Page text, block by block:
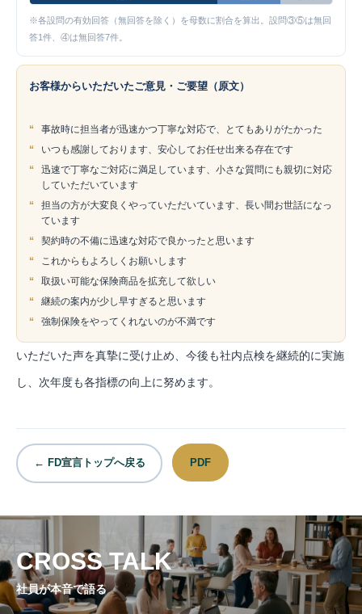
※各設問の有効回答（無回答を除く）を母数に割合を算出。設問③⑤は無回
答1件、④は無回答7件。
お客様からいただいたご意見・ご要望（原文）
“
事故時に担当者が迅速かつ丁寧な対応で、とてもありがたかった
“
いつも感謝しております、安心してお任せ出来る存在です
“
迅速で丁寧なご対応に満足しています、小さな質問にも親切に対応
していただいています
“
担当の方が大変良くやっていただいています、長い間お世話になっ
ています
“
契約時の不備に迅速な対応で良かったと思います
“
これからもよろしくお願いします
“
取扱い可能な保険商品を拡充して欲しい
“
継続の案内が少し早すぎると思います
“
強制保険をやってくれないのが不満です
いただいた声を真摯に受け止め、今後も社内点検を継続的に実施
し、次年度も各指標の向上に努めます。
← FD宣言トップへ戻る PDF
CROSS TALK
社員が本音で語る